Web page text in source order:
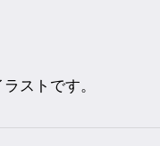
ストです。